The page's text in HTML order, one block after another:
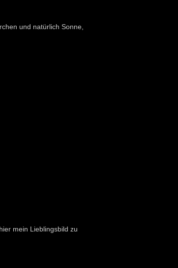
und natürlich Sonne,
mein Lieblingsbild zu